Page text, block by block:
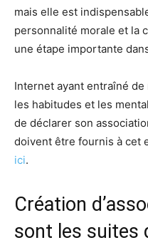
mais elle est
personnalité morale et la
une étape importante
Internet ayant entraîné
les habitudes et les
de déclarer son
doivent être fournis à cet
ici.
Création
sont les suites